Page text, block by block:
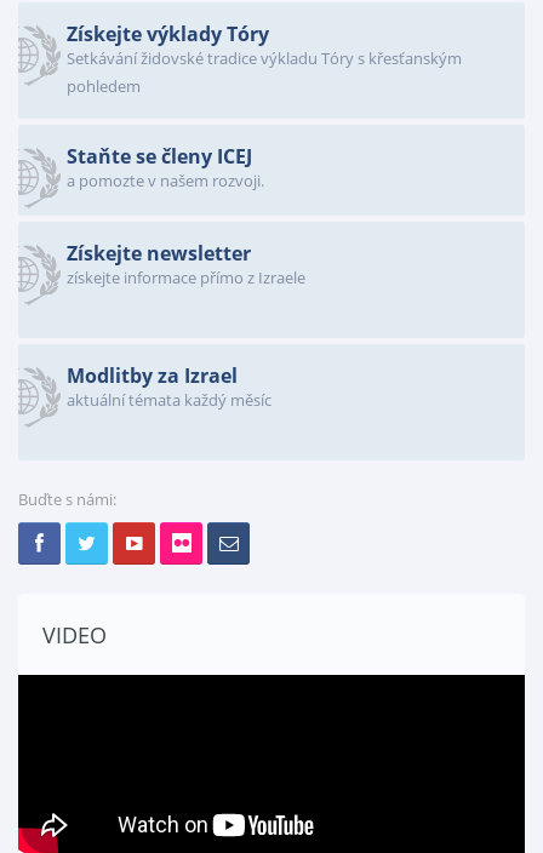
Získejte výklady Tóry
Setkávání židovské tradice výkladu Tóry s křesťanským
pohledem
Staňte se členy ICEJ
a pomozte v našem rozvoji.
Získejte newsletter
získejte informace přímo z Izraele
Modlitby za Izrael
aktuální témata každý měsíc
Buďte s námi:
VIDEO